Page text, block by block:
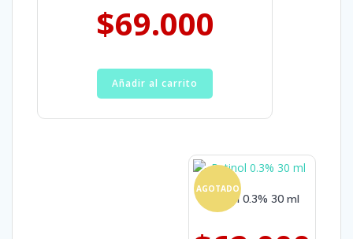
$69.000
Añadir al carrito
AGOTADO
Retinol 0.3% 30 ml